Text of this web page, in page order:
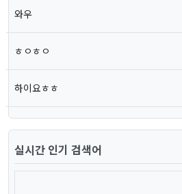
와우
ㅎㅇㅎㅇ
하이요ㅎㅎ
실시간 인기 검색어